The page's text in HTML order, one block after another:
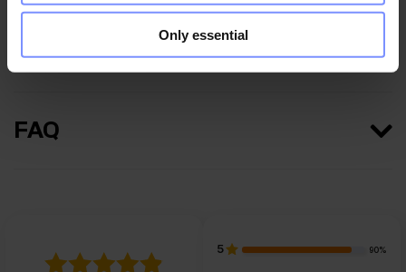
Only essential
Hersteller
FAQ
5 90%